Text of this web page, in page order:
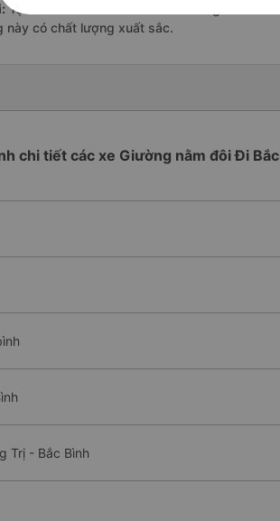
Tạm thời chưa đủ review để đánh giá có nhà
này có chất lượng xuất sắc.
chi tiết các xe Giường nằm đôi Đi
Trị - Bắc Bình